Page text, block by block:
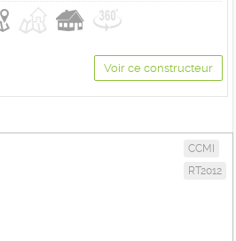
Voir ce constructeur
CCMI
RT2012